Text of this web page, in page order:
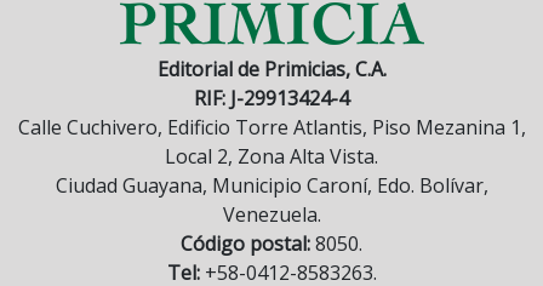
Editorial de Primicias, C.A.
RIF: J-29913424-4
Calle Cuchivero, Edificio Torre Atlantis, Piso Mezanina 1,
Local 2, Zona Alta Vista.
Ciudad Guayana, Municipio Caroní, Edo. Bolívar,
Venezuela.
Código postal:8050.
Tel:+58-0412-8583263.